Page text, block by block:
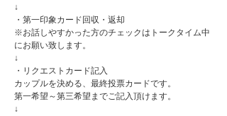
↓
・第一印象カード回収・返却
※お話しやすかった方のチェックはトークタイム中
にお願い致します。
↓
・リクエストカード記入
カップルを決める、最終投票カードです。
第一希望～第三希望までご記入頂けます。
↓